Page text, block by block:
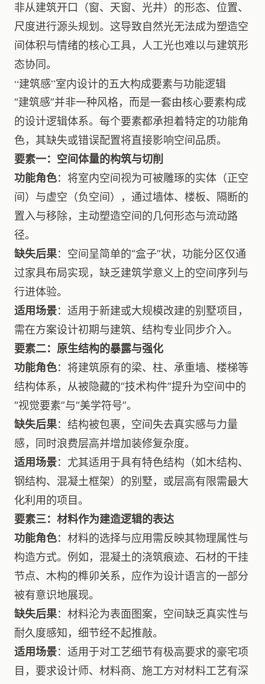
非从建筑开口（窗、天窗、光井）的形态、位置、
尺度进行源头规划。这导致自然光无法成为塑造空
间体积与情绪的核心工具，人工光也难以与建筑形
态协同。
“建筑感”室内设计的五大构成要素与功能逻辑
“建筑感”并非一种风格，而是一套由核心要素构成
的设计逻辑体系。每个要素都承担着特定的功能角
色，其缺失或错误配置将直接影响空间品质。
要素一：空间体量的构筑与切削
功能角色：将室内空间视为可被雕琢的实体（正空
间）与虚空（负空间），通过墙体、楼板、隔断的
置入与移除，主动塑造空间的几何形态与流动路
径。
缺失后果：空间呈简单的“盒子”状，功能分区仅通
过家具布局实现，缺乏建筑学意义上的空间序列与
行进体验。
适用场景：适用于新建或大规模改建的别墅项目，
需在方案设计初期与建筑、结构专业同步介入。
要素二：原生结构的暴露与强化
功能角色：将建筑原有的梁、柱、承重墙、楼梯等
结构体系，从被隐藏的“技术构件”提升为空间中的
“视觉要素”与“美学符号”。
缺失后果：结构被包裹，空间失去真实感与力量
感，同时浪费层高并增加装修复杂度。
适用场景：尤其适用于具有特色结构（如木结构、
钢结构、混凝土框架）的别墅，或层高有限需最大
化利用的项目。
要素三：材料作为建造逻辑的表达
功能角色：材料的选择与应用需反映其物理属性与
构造方式。例如，混凝土的浇筑痕迹、石材的干挂
节点、木构的榫卯关系，应作为设计语言的一部分
被有意识地展现。
缺失后果：材料沦为表面图案，空间缺乏真实性与
耐久度感知，细节经不起推敲。
适用场景：适用于对工艺细节有极高要求的豪宅项
目，要求设计师、材料商、施工方对材料工艺有深